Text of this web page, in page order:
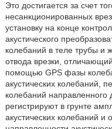
Это достигается за счет
несанкционированных
установку на конце
акустического
колебаний в теле трубы и
отвода врезки,
помощью GPS фазы
акустических колебаний,
колебаний направленного
регистрируют в грунте
акустических колебаний